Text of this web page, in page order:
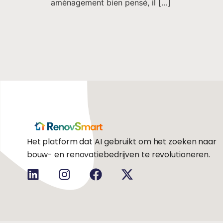
aménagement bien pensé, il […]
Het platform dat AI gebruikt om het zoeken naar
bouw- en renovatiebedrijven te revolutioneren.